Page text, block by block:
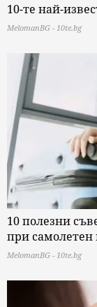
10-те най-
MelomanBG - 10te.bg
10 полезни
при самолетен
MelomanBG - 10te.bg